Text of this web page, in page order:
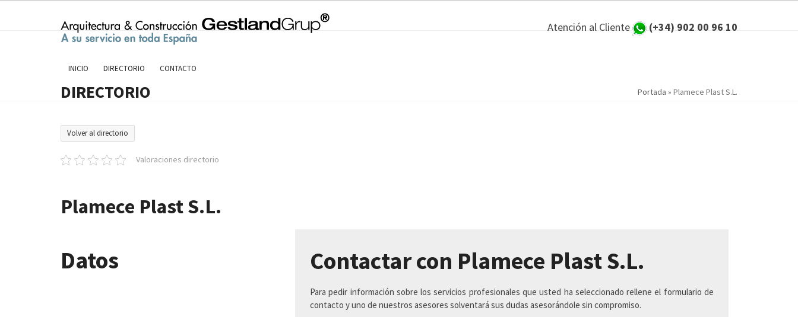
Atención al Cliente (+34) 902 00 96 10
INICIO DIRECTORIO CONTACTO
DIRECTORIO Portada » Plamece Plast S.L.
Volver al directorio
Valoraciones directorio
Plamece Plast S.L.
Datos Contactar con Plamece Plast S.L.
Para pedir información sobre los servicios profesionales que usted ha seleccionado rellene el formulario de
contacto y uno de nuestros asesores solventará sus dudas asesorándole sin compromiso.